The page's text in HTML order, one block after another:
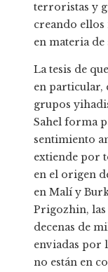
terroristas y
creando ellos
en materia de
La tesis de
en particular,
grupos
Sahel forma
sentimiento
extiende por
en el origen
en Malí y
Prigozhin,
decenas de
enviadas por
no están en